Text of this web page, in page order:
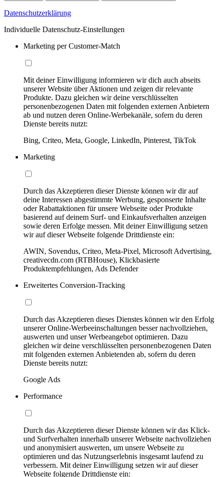
Datenschutzerklärung
Individuelle Datenschutz-Einstellungen
Marketing per Customer-Match
Mit deiner Einwilligung informieren wir dich auch abseits
unserer Website über Aktionen und zeigen dir relevante
Produkte. Dazu gleichen wir deine verschlüsselten
personenbezogenen Daten mit folgenden externen Anbietern
ab und nutzen deren Online-Werbekanäle, sofern du deren
Dienste bereits nutzt:
Bing, Criteo, Meta, Google, LinkedIn, Pinterest, TikTok
Marketing
Durch das Akzeptieren dieser Dienste können wir dir auf
deine Interessen abgestimmte Werbung, gesponserte Inhalte
oder Rabattaktionen für unsere Webseite oder Produkte
basierend auf deinem Surf- und Einkaufsverhalten anzeigen
sowie deren Erfolge messen. Mit deiner Einwilligung setzen
wir auf dieser Webseite folgende Drittdienste ein:
AWIN, Sovendus, Criteo, Meta-Pixel, Microsoft Advertising,
creativecdn.com (RTBHouse), Klickbasierte
Produktempfehlungen, Ads Defender
Erweitertes Conversion-Tracking
Durch das Akzeptieren dieses Dienstes können wir den Erfolg
unserer Online-Werbeeinschaltungen besser nachvollziehen,
auswerten und unser Werbeangebot optimieren. Dazu
gleichen wir deine verschlüsselten personenbezogenen Daten
mit folgenden externen Anbietenden ab, sofern du deren
Dienste bereits nutzt:
Google Ads
Performance
Durch das Akzeptieren dieser Dienste können wir das Klick-
und Surfverhalten innerhalb unserer Webseite nachvollziehen
und anonymisiert auswerten, um unsere Webseite zu
optimieren und das Nutzungserlebnis insgesamt laufend zu
verbessern. Mit deiner Einwilligung setzen wir auf dieser
Webseite folgende Drittdienste ein: